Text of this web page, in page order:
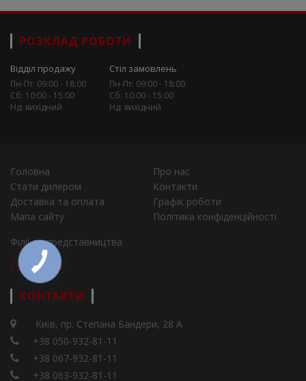
РОЗКЛАД РОБОТИ
Відділ продажу
Пн-Пт: 09:00 - 18:00
Сб: 10:00 - 15:00
Нд: вихідний
Стіл замовлень
Пн-Пт: 09:00 - 18:00
Сб: 10:00 - 15:00
Нд: вихідний
Головна
Про нас
Стати дилером
Контакти
Доставка та оплата
Графік роботи
Мапа сайту
Політика конфіденційності
Філії та представництва
Города
КОНТАКТИ
Київ, пр. Степана Бандери, 28 А
+38 050-932-81-11
+38 067-932-81-11
+38 063-932-81-11